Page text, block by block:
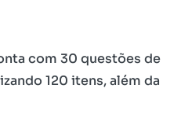
com 30 questões de
120 itens, além da